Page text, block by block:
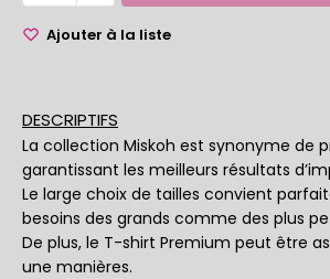
Ajouter à la liste
DESCRIPTIFS
La collection Miskoh est synonyme de
garantissant les meilleurs résultats
Le large choix de tailles convient
besoins des grands comme des plus
De plus, le T-shirt Premium peut être
une manières.